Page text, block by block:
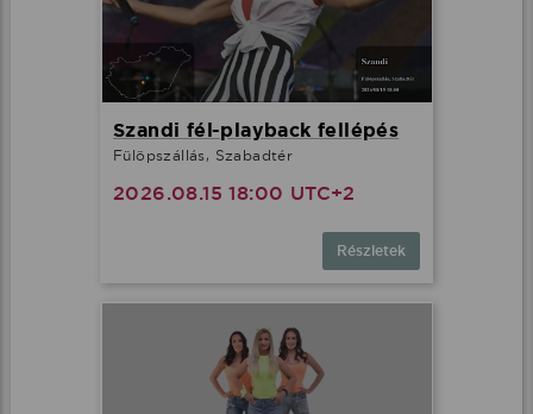
Szandi fél-playback fellépés
Fülöpszállás, Szabadtér
2026.08.15 18:00 UTC+2
Részletek